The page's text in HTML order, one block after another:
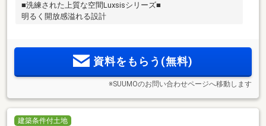
■洗練された上質な空間Luxsisシリーズ■
明るく開放感溢れる設計
資料をもらう(無料)
※SUUMOのお問い合わせページへ移動します
建築条件付土地